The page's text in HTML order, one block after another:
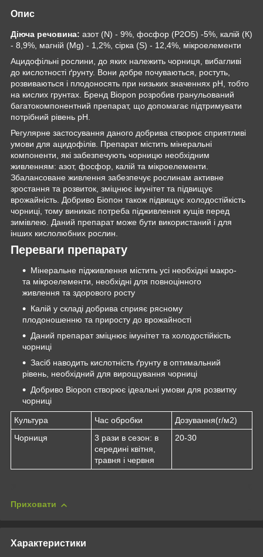
Опис
Діюча речовина: азот (N) - 9%, фосфор (P2O5) -5%, калій (К)
- 8,9%, магній (Mg) - 1,2%, сірка (S) - 12,4%, мікроелементи
Ацидофільні рослини, до яких належить чорниця, вибагливі
до кислотності ґрунту. Вони добре почуваються, ростуть,
розвиваються і плодоносять при низьких значеннях рН, тобто
на кислих грунтах. Бренд Biopon розробив гранульований
багатокомпонентний препарат, що допомагає підтримувати
потрібний рівень рН.
Регулярне застосування даного добрива створює сприятливі
умови для ацидофілів. Препарат містить мінеральні
компоненти, які забезпечують чорницю необхідним
живленням: азот, фосфор, калій та мікроелементи.
Збалансоване живлення забезпечує рослинам активне
зростання та розвиток, зміцнює імунітет та підвищує
врожайність. Добриво Біопон також підвищує холодостійкість
чорниці, тому виникає потреба підживлення кущів перед
зимівлею. Даний препарат може бути використаний і для
інших кислолюбних рослин.
Переваги препарату
Мінеральне підживлення містить усі необхідні макро-
та мікроелементи, необхідні для повноцінного
живлення та здорового росту
Калій у складі добрива сприяє рясному
плодоношенню та приросту до врожайності
Даний препарат зміцнює імунітет та холодостійкість
чорниці
Засіб наводить кислотність ґрунту в оптимальний
рівень, необхідний для вирощування чорниці
Добриво Biopon створює ідеальні умови для розвитку
чорниці
Культура Час обробки
Дозування(г/м2)
Чорниця
3 рази в сезон: в
середині квітня,
травня і червня
20-30
Приховати
Характеристики